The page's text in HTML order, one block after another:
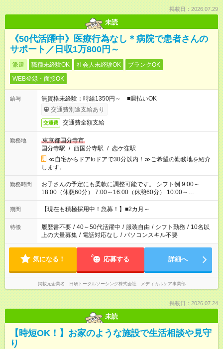
掲載日：2026.07.29
未読
《50代活躍中》医療行為なし＊病院で患者さんの
サポート／日収1万800円～
派遣 職種未経験OK 社会人未経験OK
ブランクOK
WEB登録・面接OK
給与
無資格未経験：時給1350円～ ■週払いOK
交通費別途支給あり
交通費 交通費全額支給
勤務地
東京都国分寺市
国分寺駅 / 西国分寺駅 / 恋ケ窪駅
≪自宅からドアtoドアで30分以内！≫ご希望の勤務地を紹介
します。
勤務時間
お子さんの予定にも柔軟に調整可能です。 シフト例 9:00～
18:00（休憩60分） 7:00～16:00（休憩60分） 10:00～
19:00（休憩60分） ※Wワーク希望の方へ 今ご覧のお仕事で希
望する勤務時間と、もう1つのお仕事の勤務時間の合計が 週40
期間 【現在も積極採用中！急募！】■2カ月～
特徴 履歴書不要 / 40～50代活躍中 / 服装自由 / シフト勤務 / 10名以
上の大量募集 / 電話対応なし / パソコンスキル不要
気になる！ 応募する 詳細へ
掲載元企業名 日研トータルソーシング株式会社 メディカルケア事業部
掲載日：2026.07.24
未読
【時短OK！】お家のような施設で生活相談や見守
り